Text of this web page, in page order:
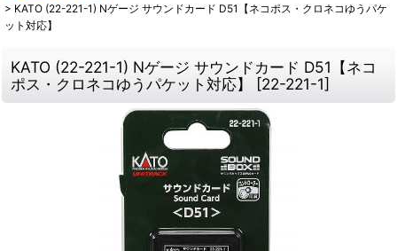
> KATO (22-221-1) Nゲージ サウンドカード D51【ネコポス・クロネコゆうパケ
ット対応】
KATO (22-221-1) Nゲージ サウンドカード D51【ネコ
ポス・クロネコゆうパケット対応】 [22-221-1]